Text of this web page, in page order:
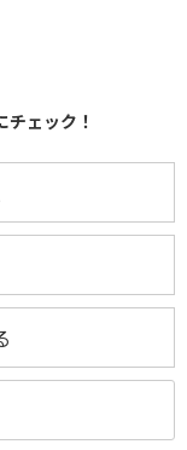
ェック！